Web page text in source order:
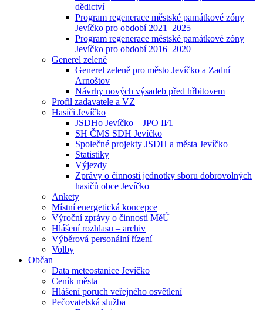
dědictví
Program regenerace městské památkové zóny
Jevíčko pro období 2021–2025
Program regenerace městské památkové zóny
Jevíčko pro období 2016–2020
Generel zeleně
Generel zeleně pro město Jevíčko a Zadní
Arnoštov
Návrhy nových výsadeb před hřbitovem
Profil zadavatele a VZ
Hasiči Jevíčko
JSDHo Jevíčko – JPO II⁄1
SH ČMS SDH Jevíčko
Společné projekty JSDH a města Jevíčko
Statistiky
Výjezdy
Zprávy o činnosti jednotky sboru dobrovolných
hasičů obce Jevíčko
Ankety
Místní energetická koncepce
Výroční zprávy o činnosti MěÚ
Hlášení rozhlasu – archiv
Výběrová personální řízení
Volby
Občan
Data meteostanice Jevíčko
Ceník města
Hlášení poruch veřejného osvětlení
Pečovatelská služba